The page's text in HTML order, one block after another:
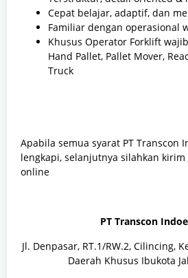
Cepat belajar, adaptif, dan
Familiar dengan operasional
Khusus Operator Forklift
Hand Pallet, Pallet Mover,
Truck
Apabila semua syarat PT Transcon
lengkapi, selanjutnya silahkan
online
PT Transcon
Jl. Denpasar, RT.1/RW.2, Cilincing,
Daerah Khusus Ibukota